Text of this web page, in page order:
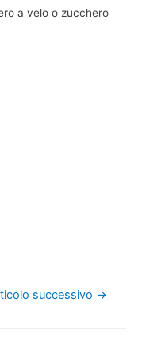
a velo o zucchero
successivo →